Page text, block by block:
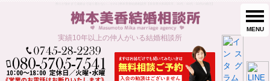
実績10年以上の仲人がいる結婚相談所
MENU